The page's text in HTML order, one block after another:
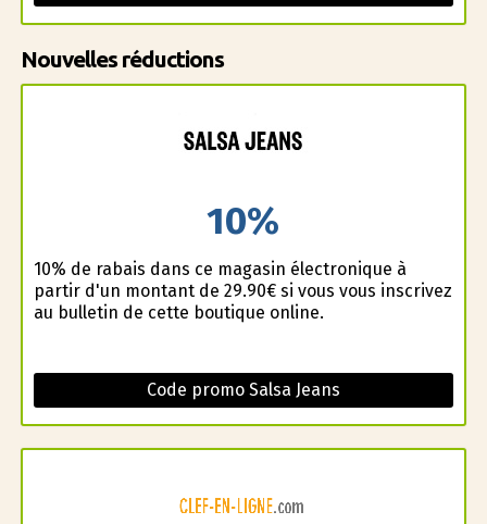
Nouvelles réductions
10%
10% de rabais dans ce magasin électronique à
partir d'un montant de 29.90€ si vous vous inscrivez
au bulletin de cette boutique online.
Code promo Salsa Jeans